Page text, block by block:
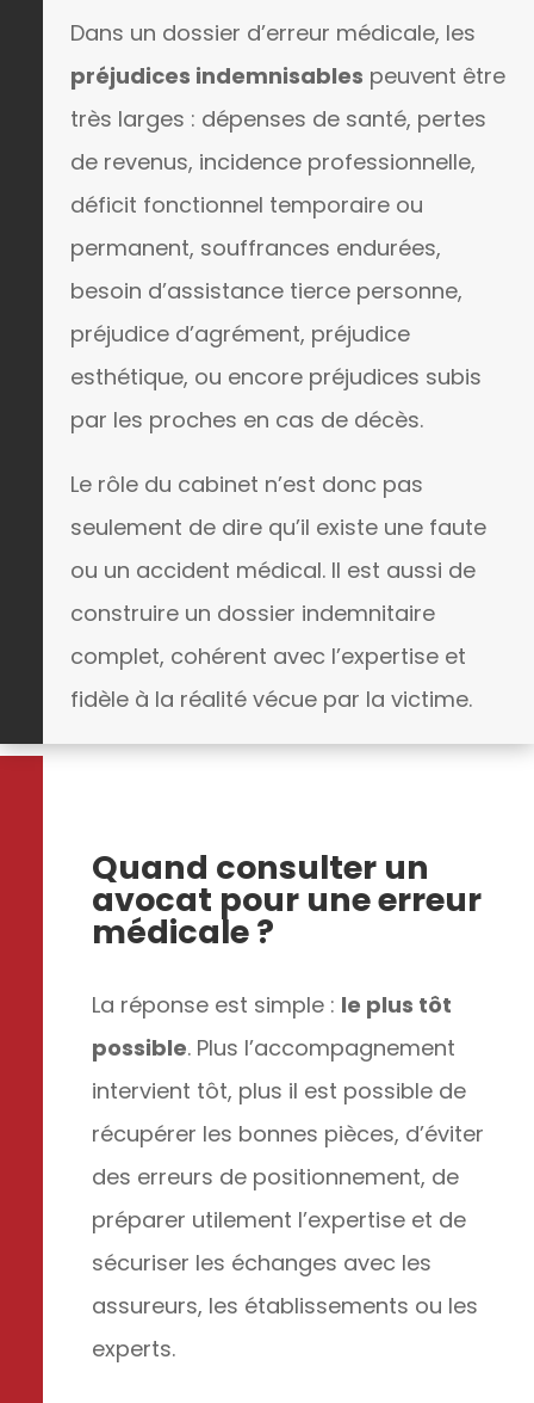
Dans un dossier d’erreur médicale, les
préjudices indemnisables peuvent être
très larges : dépenses de santé, pertes
de revenus, incidence professionnelle,
déficit fonctionnel temporaire ou
permanent, souffrances endurées,
besoin d’assistance tierce personne,
préjudice d’agrément, préjudice
esthétique, ou encore préjudices subis
par les proches en cas de décès.
Le rôle du cabinet n’est donc pas
seulement de dire qu’il existe une faute
ou un accident médical. Il est aussi de
construire un dossier indemnitaire
complet, cohérent avec l’expertise et
fidèle à la réalité vécue par la victime.
Quand consulter un
avocat pour une erreur
médicale ?
La réponse est simple : le plus tôt
possible. Plus l’accompagnement
intervient tôt, plus il est possible de
récupérer les bonnes pièces, d’éviter
des erreurs de positionnement, de
préparer utilement l’expertise et de
sécuriser les échanges avec les
assureurs, les établissements ou les
experts.